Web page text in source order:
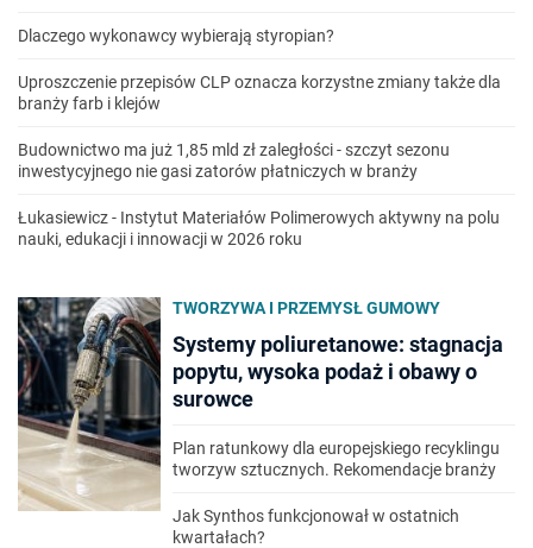
Dlaczego wykonawcy wybierają styropian?
Uproszczenie przepisów CLP oznacza korzystne zmiany także dla
branży farb i klejów
Budownictwo ma już 1,85 mld zł zaległości - szczyt sezonu
inwestycyjnego nie gasi zatorów płatniczych w branży
Łukasiewicz - Instytut Materiałów Polimerowych aktywny na polu
nauki, edukacji i innowacji w 2026 roku
TWORZYWA I PRZEMYSŁ GUMOWY
Systemy poliuretanowe: stagnacja
popytu, wysoka podaż i obawy o
surowce
Plan ratunkowy dla europejskiego recyklingu
tworzyw sztucznych. Rekomendacje branży
Jak Synthos funkcjonował w ostatnich
kwartałach?